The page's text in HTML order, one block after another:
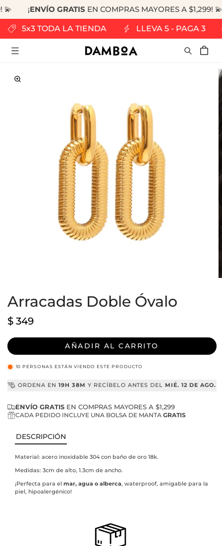
💫 ENVÍO GRATISEN COMPRAS MAYORES A $1,299! 💫
5x3 TODA LA TIENDA LLEVA 5 - PAGA 3
Carrito
multimedia
1
una
ventana
Arracadas Doble Óvalo
Precio
$ 349
AÑADIR AL CARRITO
10 PERSONAS ESTÁN VIENDO ESTE PRODUCTO
ORDENA EN 19H 38M Y RECÍBELO ANTES DEL MIÉ. 12 DE AGO.
ENVÍO GRATIS EN COMPRAS MAYORES A $1,299
CADA PEDIDO INCLUYE UNA BOLSA DE MANTAGRATIS
DESCRIPCIÓN
Material: acero inoxidable 304 con baño de oro 18k.
Medidas: 3cm de alto, 1.3cm de ancho.
¡Perfecta para elmar, agua o alberca, waterproof, amigable para la
piel, hipoalergénico!